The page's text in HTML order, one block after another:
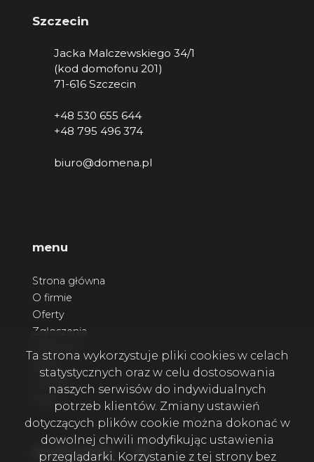
Szczecin
Jacka Malczewskiego 34/1
(kod domofonu 201)
71-616 Szczecin
+48 530 655 644
+48 795 496 374
biuro@domena.pl
menu
Strona główna
O firmie
Oferty
Zgłoszenia
Kontakt
social media Facebook
Ta strona wykorzystuje pliki cookies w celach
statystycznych oraz w celu dostosowania
naszych serwisów do indywidualnych
potrzeb klientów. Zmiany ustawień
dotyczących plików cookie można dokonać w
dowolnej chwili modyfikując ustawienia
przeglądarki. Korzystanie z tej strony bez